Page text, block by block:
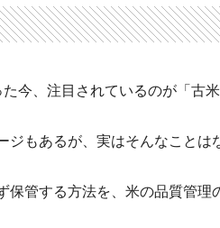
今、注目されているのが「古米
もあるが、実はそんなことは
管する方法を、米の品質管理